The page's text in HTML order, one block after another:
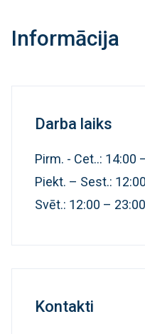
Informācija
Darba laiks
Pirm. - Cet..: 14:00
Piekt. – Sest.:
Svēt.: 12:00 – 23:00
Kontakti